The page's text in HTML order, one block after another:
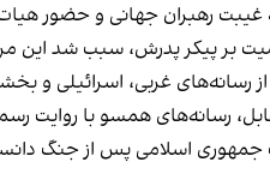
غیبت رهبران جهانی و حضور
بر پیکر پدرش، سبب شد این
غربی، اسرائیلی و
رسانه‌های همسو با
جمهوری اسلامی پس از جنگ